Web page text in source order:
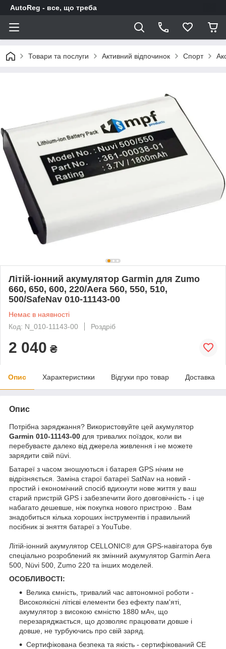
AutoReg - все, що треба
Товари та послуги Активний відпочинок Спорт
Літій-іонний акумулятор Garmin для Zumo
660, 650, 600, 220/Aera 560, 550, 510,
500/SafeNav 010-11143-00
Немає в наявності
Код: N_010-11143-00
Роздріб
2 040 ₴
Опис Характеристики Відгуки про товар Доставка
Опис
Потрібна заряджання? Використовуйте цей акумулятор
Garmin 010-11143-00 для тривалих поїздок, коли ви
перебуваєте далеко від джерела живлення і не можете
зарядити свій nüvi.
Батареї з часом зношуються і батарея GPS нічим не
відрізняється. Заміна старої батареї SatNav на новий -
простий і економічний спосіб вдихнути нове життя у ваш
старий пристрій GPS і забезпечити його довговічність - і це
набагато дешевше, ніж покупка нового пристрою
Вам
знадобиться кілька хороших інструментів і правильний
посібник зі зняття батареї з YouTube.
Літій-іонний акумулятор CELLONIC® для GPS-навігатора був
спеціально розроблений як змінний акумулятор Garmin Aera
500, Nüvi 500, Zumo 220 та інших моделей.
ОСОБЛИВОСТІ:
Велика ємність, тривалий час автономної роботи -
Високоякісні літієві елементи без ефекту пам'яті,
акумулятор з високою ємністю 1880 мАч, що
перезаряджається, що дозволяє працювати довше і
довше, не турбуючись про свій заряд.
Сертифікована безпека та якість - сертифікований CE